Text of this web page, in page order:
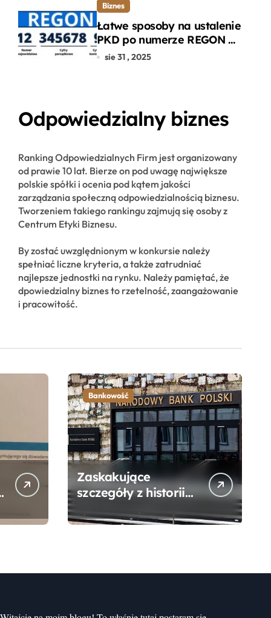
Biznes
Łatwe sposoby na ustalenie
PKD po numerze REGON w
kilku prostych krokach
sie 31 , 2025
Odpowiedzialny biznes
Ranking Odpowiedzialnych Firm jest organizowany
od prawie 10 lat. Bierze on pod uwagę największe
polskie spółki i ocenia pod kątem jakości
zarządzania społeczną odpowiedzialnością biznesu.
Tworzeniem takiego rankingu zajmują się osoby z
Centrum Etyki Biznesu.
By zostać uwzględnionym w konkursie należy
spełniać liczne kryteria, a także zatrudniać
najlepsze jednostki na rynku. Należy pamiętać, że
dpowiedzialny biznes to rzetelność, zaangażowanie
i pracowitość.
Bankowość
Zaskakujące
szczegóły z historii
Narodowego Banku